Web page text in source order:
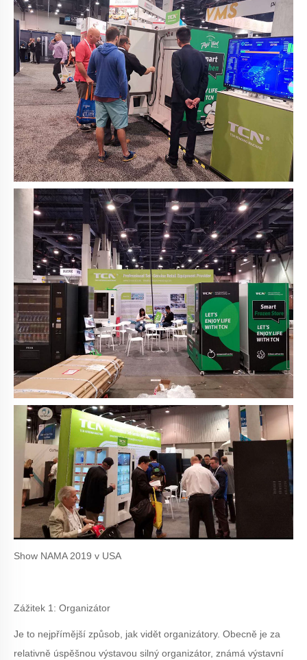
Show NAMA 2019 v USA
Zážitek 1: Organizátor
Je to nejpřímější způsob, jak vidět organizátory. Obecně je za
relativně úspěšnou výstavou silný organizátor, známá výstavní